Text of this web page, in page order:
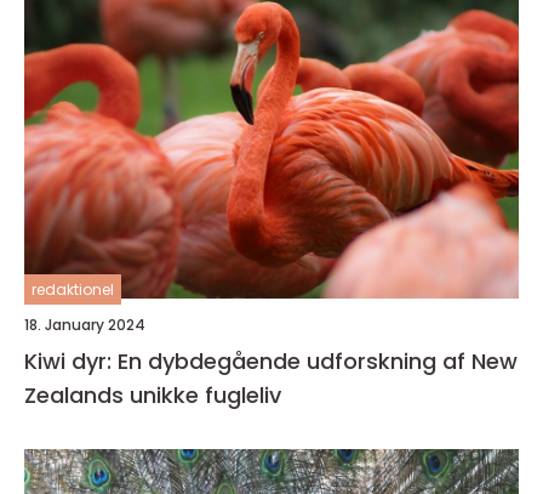
redaktionel
18. January 2024
Kiwi dyr: En dybdegående udforskning af New
Zealands unikke fugleliv